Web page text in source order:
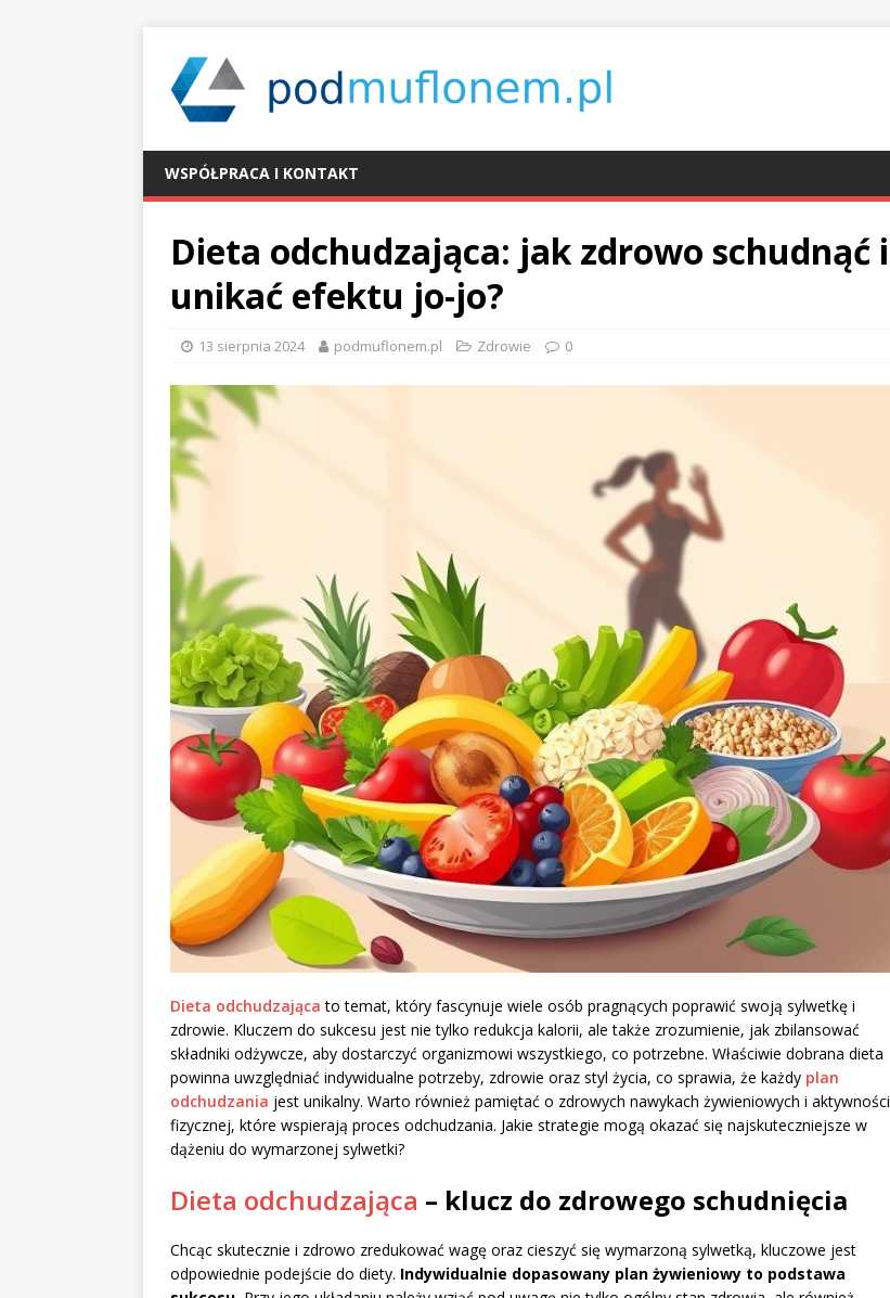
WSPÓŁPRACA I KONTAKT
Dieta odchudzająca: jak zdrowo schudnąć i
unikać efektu jo-jo?
13 sierpnia 2024 podmuflonem.pl Zdrowie 0
Dieta odchudzająca to temat, który fascynuje wiele osób pragnących poprawić swoją sylwetkę i
zdrowie. Kluczem do sukcesu jest nie tylko redukcja kalorii, ale także zrozumienie, jak zbilansować
składniki odżywcze, aby dostarczyć organizmowi wszystkiego, co potrzebne. Właściwie dobrana dieta
powinna uwzględniać indywidualne potrzeby, zdrowie oraz styl życia, co sprawia, że każdy plan
odchudzania jest unikalny. Warto również pamiętać o zdrowych nawykach żywieniowych i aktywności
fizycznej, które wspierają proces odchudzania. Jakie strategie mogą okazać się najskuteczniejsze w
dążeniu do wymarzonej sylwetki?
Dieta odchudzająca – klucz do zdrowego schudnięcia
Chcąc skutecznie i zdrowo zredukować wagę oraz cieszyć się wymarzoną sylwetką, kluczowe jest
odpowiednie podejście do diety. Indywidualnie dopasowany plan żywieniowy to podstawa